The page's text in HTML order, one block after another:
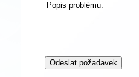
Popis problému:
Odeslat požadavek